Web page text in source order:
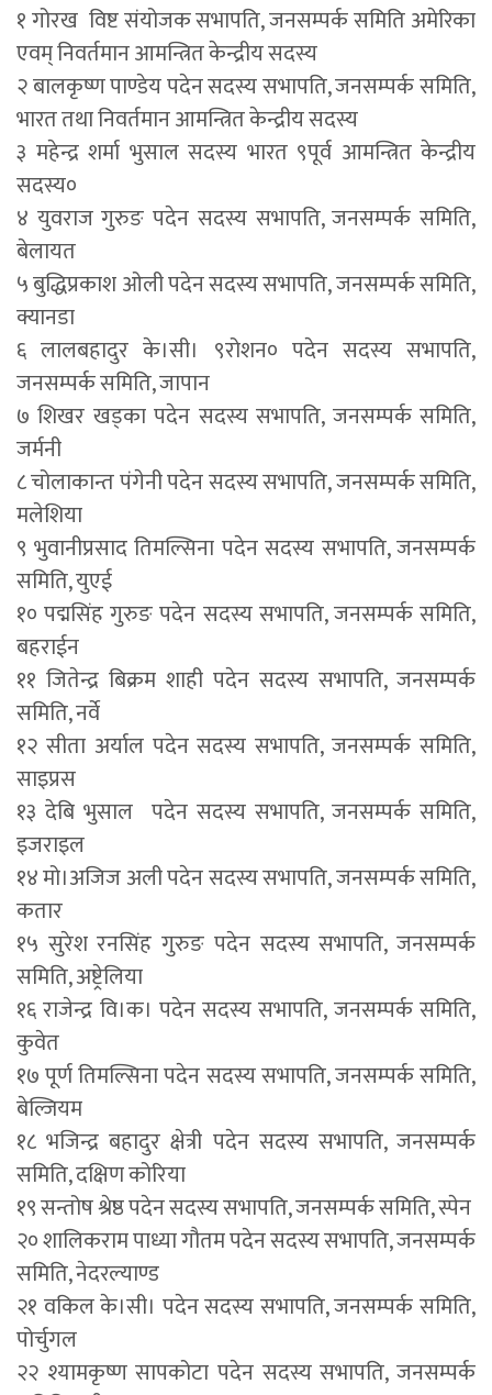
१ गोरख विष्ट संयोजक सभापति, जनसम्पर्क समिति अमेरिका
एवम् निवर्तमान आमन्त्रित केन्द्रीय सदस्य
२ बालकृष्ण पाण्डेय पदेन सदस्य सभापति, जनसम्पर्क समिति,
भारत तथा निवर्तमान आमन्त्रित केन्द्रीय सदस्य
३ महेन्द्र शर्मा भुसाल सदस्य भारत ९पूर्व आमन्त्रित केन्द्रीय
सदस्य०
४ युवराज गुरुङ पदेन सदस्य सभापति, जनसम्पर्क समिति,
बेलायत
५ बुद्धिप्रकाश ओली पदेन सदस्य सभापति, जनसम्पर्क समिति,
क्यानडा
६ लालबहादुर के।सी। ९रोशन० पदेन सदस्य सभापति,
जनसम्पर्क समिति, जापान
७ शिखर खड्का पदेन सदस्य सभापति, जनसम्पर्क समिति,
जर्मनी
८ चोलाकान्त पंगेनी पदेन सदस्य सभापति, जनसम्पर्क समिति,
मलेशिया
९ भुवानीप्रसाद तिमल्सिना पदेन सदस्य सभापति, जनसम्पर्क
समिति, युएई
१० पद्मसिंह गुरुङ पदेन सदस्य सभापति, जनसम्पर्क समिति,
बहराईन
११ जितेन्द्र बिक्रम शाही पदेन सदस्य सभापति, जनसम्पर्क
समिति, नर्वे
१२ सीता अर्याल पदेन सदस्य सभापति, जनसम्पर्क समिति,
साइप्रस
१३ देबि भुसाल पदेन सदस्य सभापति, जनसम्पर्क समिति,
इजराइल
१४ मो।अजिज अली पदेन सदस्य सभापति, जनसम्पर्क समिति,
कतार
१५ सुरेश रनसिंह गुरुङ पदेन सदस्य सभापति, जनसम्पर्क
समिति, अष्ट्रेलिया
१६ राजेन्द्र वि।क। पदेन सदस्य सभापति, जनसम्पर्क समिति,
कुवेत
१७ पूर्ण तिमल्सिना पदेन सदस्य सभापति, जनसम्पर्क समिति,
बेल्जियम
१८ भजिन्द्र बहादुर क्षेत्री पदेन सदस्य सभापति, जनसम्पर्क
समिति, दक्षिण कोरिया
१९ सन्तोष श्रेष्ठ पदेन सदस्य सभापति, जनसम्पर्क समिति, स्पेन
२० शालिकराम पाध्या गौतम पदेन सदस्य सभापति, जनसम्पर्क
समिति, नेदरल्याण्ड
२१ वकिल के।सी। पदेन सदस्य सभापति, जनसम्पर्क समिति,
पोर्चुगल
२२ श्यामकृष्ण सापकोटा पदेन सदस्य सभापति, जनसम्पर्क